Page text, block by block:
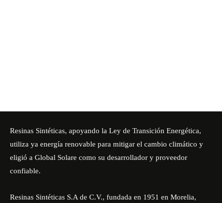
Resinas Sintéticas, apoyando la Ley de Transición Energética,
utiliza ya energía renovable para mitigar el cambio climático y
eligió a Global Solare como su desarrollador y proveedor
confiable.
Resinas Sintéticas S.A de C.V., fundada en 1951 en Morelia,